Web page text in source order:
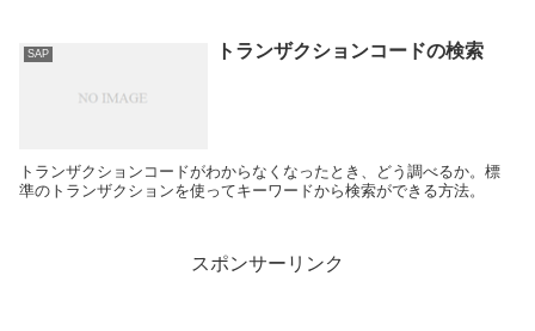
SAP トランザクションコードの検索
トランザクションコードがわからなくなったとき、どう調べるか。標
準のトランザクションを使ってキーワードから検索ができる方法。
スポンサーリンク